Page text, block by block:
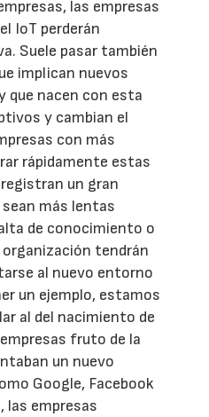
las empresas
IoT perderán
Suele pasar también
implican nuevos
que nacen con esta
y cambian el
con más
rápidamente estas
un gran
más lentas
de conocimiento o
organización tendrán
al nuevo entorno
un ejemplo, estamos
al del nacimiento de
fruto de la
un nuevo
Google, Facebook
las empresas